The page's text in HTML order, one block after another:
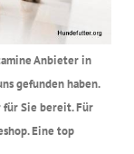
Anbieter in
gefunden haben.
für Sie bereit. Für
Eine top